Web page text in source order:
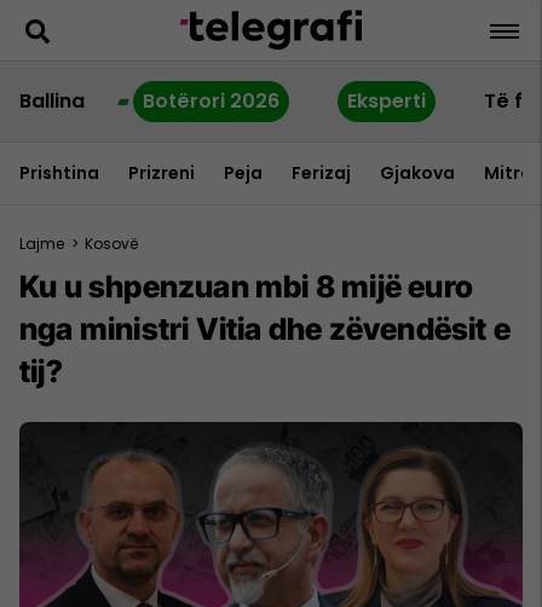
Ballina Botërori 2026 Eksperti Të
Prishtina Prizreni Peja Ferizaj Gjakova
Lajme > Kosovë
Ku u shpenzuan mbi 8 mijë euro
nga ministri Vitia dhe zëvendësit e
tij?